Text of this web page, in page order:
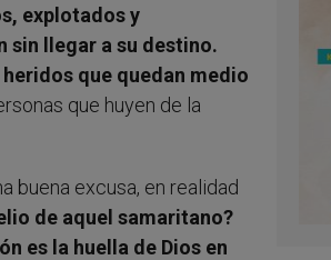
explotados y
sin llegar a su destino.
que quedan medio
que huyen de la
buena excusa, en realidad
de aquel samaritano?
es la huella de Dios en